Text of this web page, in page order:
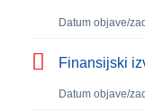
Datum objave/
Finansijski
Datum objave/